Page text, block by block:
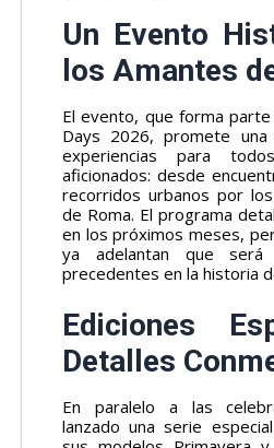
Un Evento
los Amantes
El evento, que forma
Days 2026, promete
experiencias para
aficionados: desde
recorridos urbanos por
de Roma. El programa
en los próximos meses,
ya adelantan que
precedentes en la historia
Ediciones
Detalles
En paralelo a las
lanzado una serie